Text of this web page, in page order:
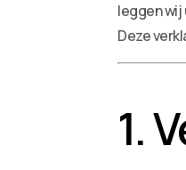
leggen wij
Deze
1.